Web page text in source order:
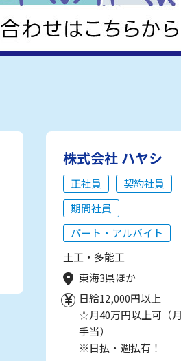
株式会社 ハヤシ
正社員
契約社員
期間社員
パート・アルバイト
土工・多能工
東海3県ほか
日給12,000円以上
☆月40万円以上可（
手当）
※日払・週払有！